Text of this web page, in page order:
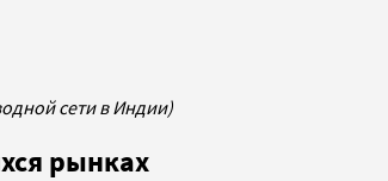
сети в Индии)
рынках